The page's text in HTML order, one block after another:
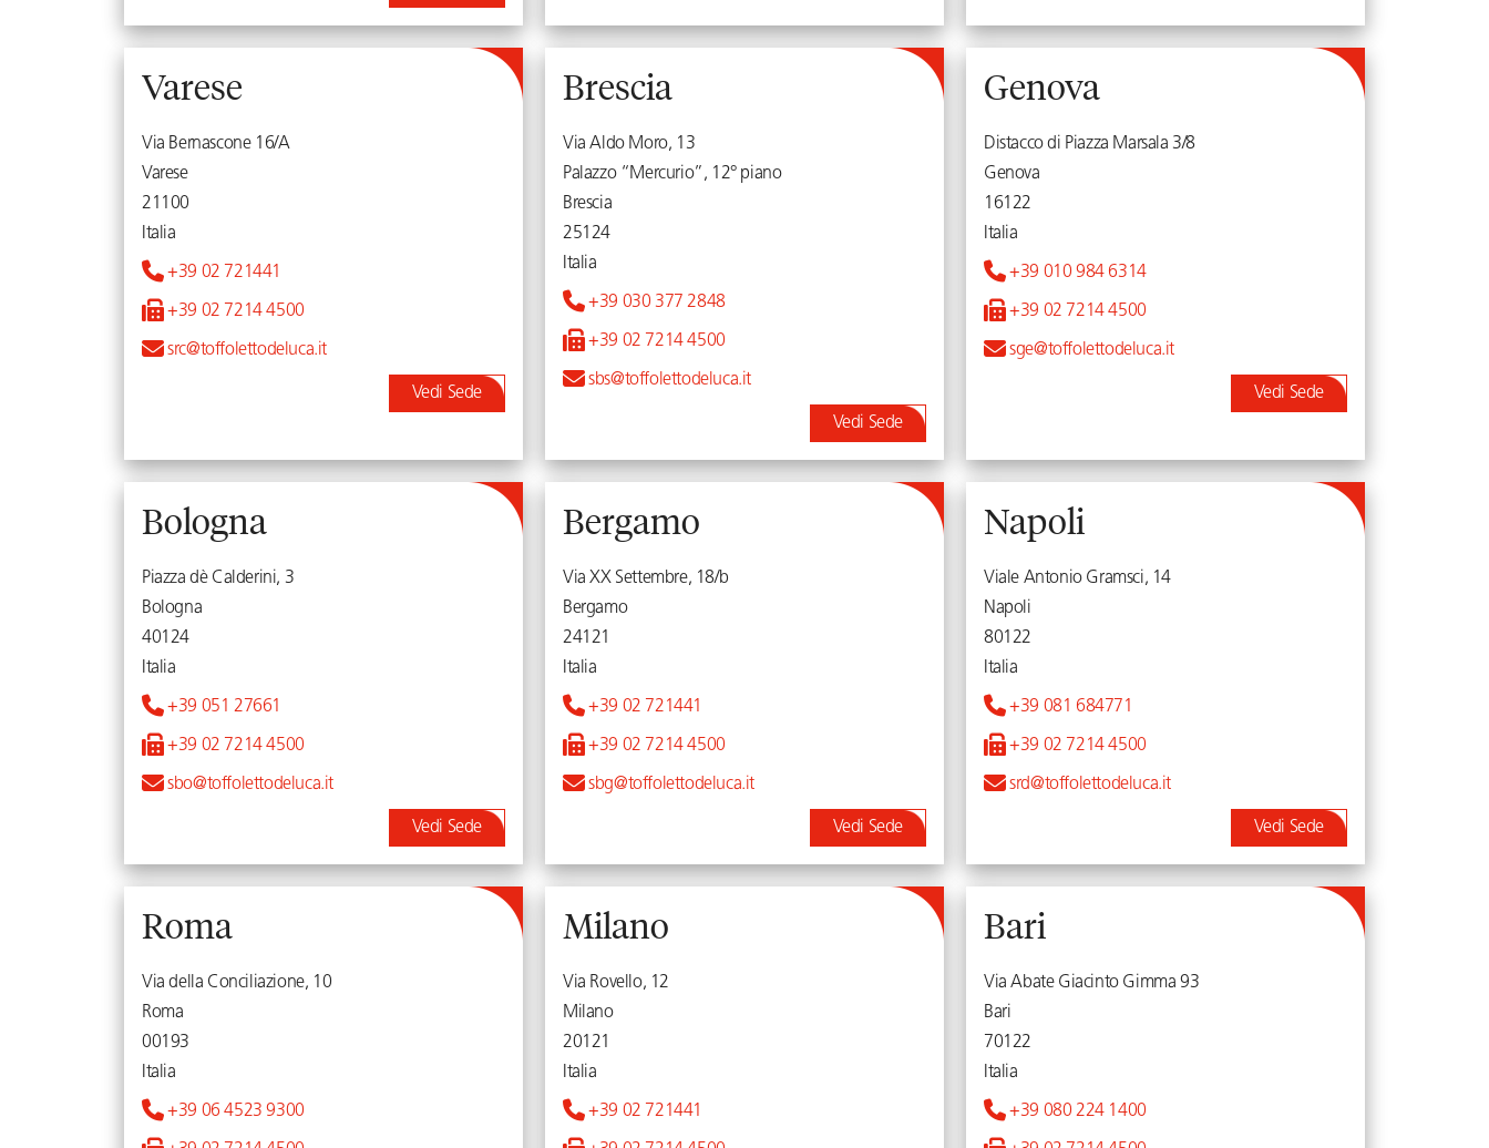
Varese
Via Bernascone 16/A
Varese
21100
Italia
+39 02 721441
+39 02 7214 4500
src@toffolettodeluca.it
Vedi Sede
Brescia
Via Aldo Moro, 13
Palazzo “Mercurio”, 12° piano
Brescia
25124
Italia
+39 030 377 2848
+39 02 7214 4500
sbs@toffolettodeluca.it
Vedi Sede
Genova
Distacco di Piazza Marsala 3/8
Genova
16122
Italia
+39 010 984 6314
+39 02 7214 4500
sge@toffolettodeluca.it
Vedi Sede
Bologna
Piazza dè Calderini, 3
Bologna
40124
Italia
+39 051 27661
+39 02 7214 4500
sbo@toffolettodeluca.it
Vedi Sede
Bergamo
Via XX Settembre, 18/b
Bergamo
24121
Italia
+39 02 721441
+39 02 7214 4500
sbg@toffolettodeluca.it
Vedi Sede
Napoli
Viale Antonio Gramsci, 14
Napoli
80122
Italia
+39 081 684771
+39 02 7214 4500
srd@toffolettodeluca.it
Vedi Sede
Roma
Via della Conciliazione, 10
Roma
00193
Italia
+39 06 4523 9300
Milano
Via Rovello, 12
Milano
20121
Italia
+39 02 721441
Bari
Via Abate Giacinto Gimma 93
Bari
70122
Italia
+39 080 224 1400